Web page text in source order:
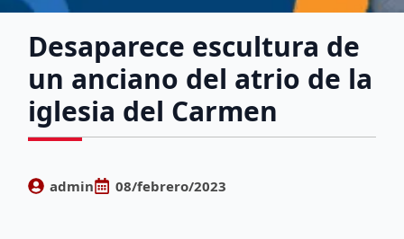
Desaparece escultura de
un anciano del atrio de la
iglesia del Carmen
admin 08/febrero/2023